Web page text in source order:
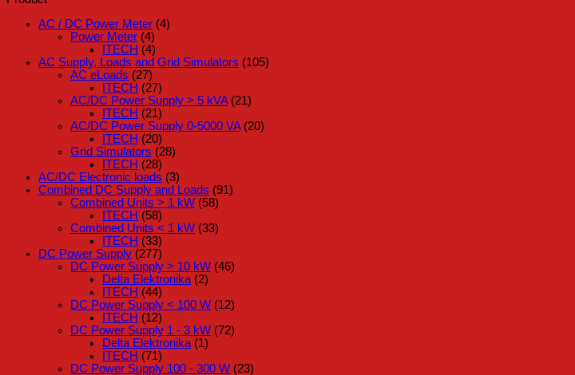
AC / DC Power Meter (4)
Power Meter (4)
ITECH (4)
AC Supply, Loads and Grid Simulators (105)
AC eLoads (27)
ITECH (27)
AC/DC Power Supply > 5 kVA (21)
ITECH (21)
AC/DC Power Supply 0-5000 VA (20)
ITECH (20)
Grid Simulators (28)
ITECH (28)
AC/DC Electronic loads (3)
Combined DC Supply and Loads (91)
Combined Units > 1 kW (58)
ITECH (58)
Combined Units < 1 kW (33)
ITECH (33)
DC Power Supply (277)
DC Power Supply > 10 kW (46)
Delta Elektronika (2)
ITECH (44)
DC Power Supply < 100 W (12)
ITECH (12)
DC Power Supply 1 - 3 kW (72)
Delta Elektronika (1)
ITECH (71)
DC Power Supply 100 - 300 W (23)